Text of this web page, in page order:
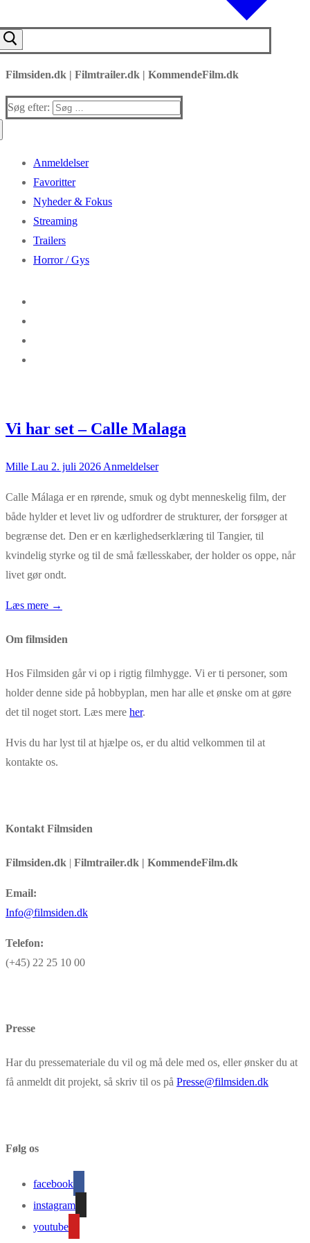
Filmsiden.dk | Filmtrailer.dk | KommendeFilm.dk
Søg efter:
Anmeldelser
Favoritter
Nyheder & Fokus
Streaming
Trailers
Horror / Gys
Vi har set – Calle Malaga
Mille Lau 2. juli 2026 Anmeldelser
Calle Málaga er en rørende, smuk og dybt menneskelig film, der
både hylder et levet liv og udfordrer de strukturer, der forsøger at
begrænse det. Den er en kærlighedserklæring til Tangier, til
kvindelig styrke og til de små fællesskaber, der holder os oppe, når
livet gør ondt.
Læs mere →
Om filmsiden
Hos Filmsiden går vi op i rigtig filmhygge. Vi er ti personer, som
holder denne side på hobbyplan, men har alle et ønske om at gøre
det til noget stort. Læs mere her.
Hvis du har lyst til at hjælpe os, er du altid velkommen til at
kontakte os.
Kontakt Filmsiden
Filmsiden.dk | Filmtrailer.dk | KommendeFilm.dk
Email:
Info@filmsiden.dk
Telefon:
(+45) 22 25 10 00
Presse
Har du pressemateriale du vil og må dele med os, eller ønsker du at
få anmeldt dit projekt, så skriv til os på Presse@filmsiden.dk
Følg os
facebook
instagram
youtube